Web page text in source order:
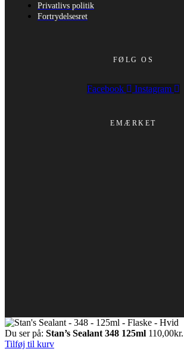
Privatlivs politik
Fortrydelsesret
FØLG OS
Facebook Instagram
EMÆRKET
Du ser på: Stan’s Sealant 348 125ml 110,00kr.
Tilføj til kurv